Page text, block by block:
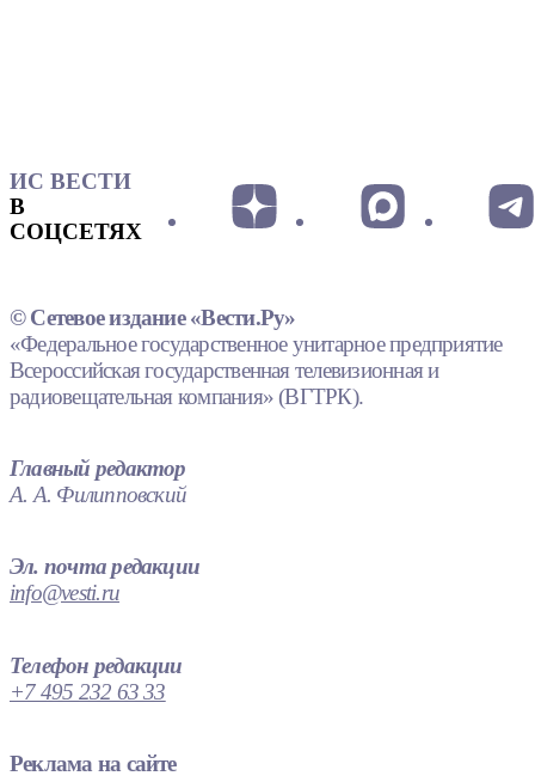
ИС ВЕСТИ
В
СОЦСЕТЯХ
© Сетевое издание «Вести.Ру»
«Федеральное государственное унитарное предприятие
Всероссийская государственная телевизионная и
радиовещательная компания» (ВГТРК).
Главный редактор
А. А. Филипповский
Эл. почта редакции
info@vesti.ru
Телефон редакции
+7 495 232 63 33
Реклама на сайте